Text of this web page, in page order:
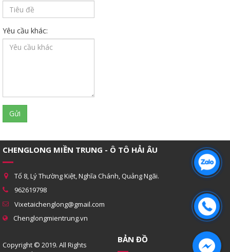
Yêu cầu khác:
CHENGLONG MIỀN TRUNG - Ô TÔ HẢI ÂU
Tổ 8, Lý Thường Kiệt, Nghĩa Chánh, Quảng Ngãi.
962619798
Vixetaichenglong@gmail.com
Chenglongmientrung.vn
Copyright © 2019. All Rights
BẢN ĐỒ